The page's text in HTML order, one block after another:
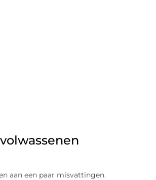
aan een paar misvattingen.